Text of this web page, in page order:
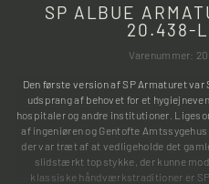
SP ALBUE
20.438-
Varenummer:
Den første version af SP Armaturet
udsprang af behovet for et
hospitaler og andre institutioner.
af ingeniøren og Gentofte
der var træt af at vedligeholde det
slidstærkt topstykke, der kunne
klassiske håndværkstraditioner er